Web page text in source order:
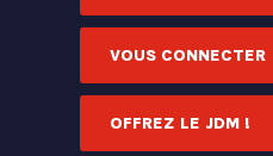
VOUS CONNECTER
OFFREZ LE JDM !